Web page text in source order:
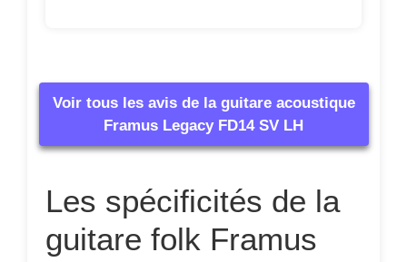
Voir tous les avis de la guitare acoustique
Framus Legacy FD14 SV LH
Les spécificités de la
guitare folk Framus